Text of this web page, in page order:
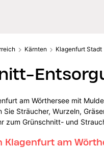
Kärnten Klagenfurt Stadt
am Wörthersee mit
Sträucher, Wurzeln,
zum Grünschnitt- und
Klagenfurt am